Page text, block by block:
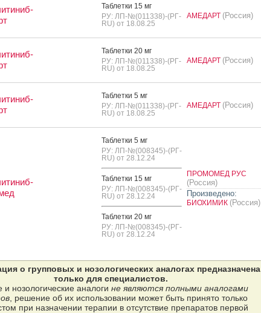
Таб­летки 15 мг
РУ: ЛП-№(011338)-(РГ-
RU) от 18.08.25
АМЕДАРТ (Россия)
Таб­летки 20 мг
РУ: ЛП-№(011338)-(РГ-
RU) от 18.08.25
АМЕДАРТ (Россия)
Таб­летки 5 мг
РУ: ЛП-№(011338)-(РГ-
RU) от 18.08.25
АМЕДАРТ (Россия)
Таб­летки 5 мг
РУ: ЛП-№(008345)-(РГ-
RU) от 28.12.24
Таб­летки 15 мг
РУ: ЛП-№(008345)-(РГ-
RU) от 28.12.24
Таб­летки 20 мг
РУ: ЛП-№(008345)-(РГ-
RU) от 28.12.24
ПРОМОМЕД РУС
(Россия)
Произведено:
БИОХИМИК (Россия)
о групповых и нозологических аналогах предназначена
только для специалистов.
и нозологические аналоги не являются полными аналогами
, решение об их использовании может быть принято только
при назначении терапии в отсутствие препаратов первой